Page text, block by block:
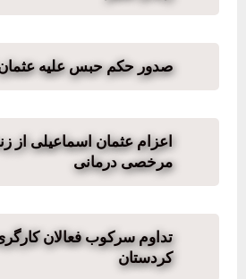
صدور حکم حبس علیه
اعزام عثمان اسماعیلی از
مرخصی درمانی
تداوم سرکوب فعالان
کردستان